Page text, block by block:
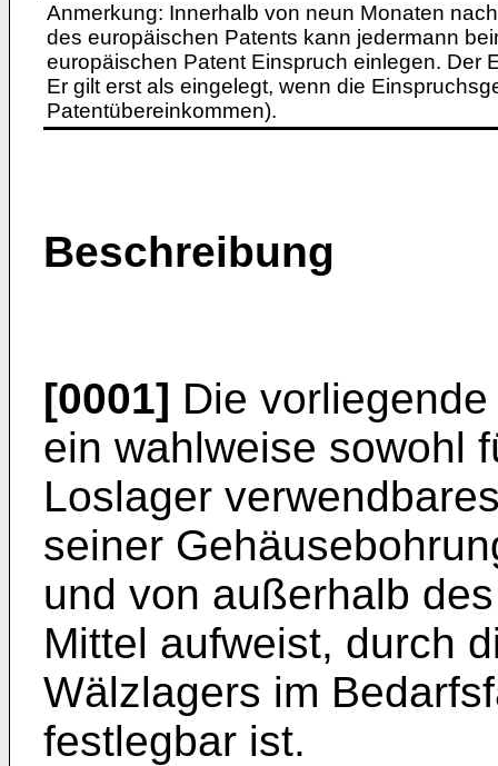
Anmerkung: Innerhalb von neun Monaten
des europäischen Patents kann jedermann
europäischen Patent Einspruch einlegen. Der
Er gilt erst als eingelegt, wenn die
Patentübereinkommen).
Beschreibung
[0001] Die
ein wahlweise sowohl
Loslager
seiner
und von außerhalb
Mittel aufweist, durch
Wälzlagers im
festlegbar ist.